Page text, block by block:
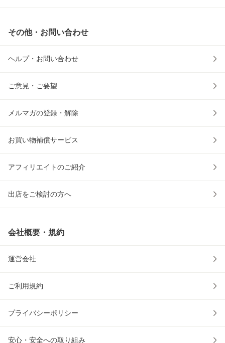
その他・お問い合わせ
ヘルプ・お問い合わせ
ご意見・ご要望
メルマガの登録・解除
お買い物補償サービス
アフィリエイトのご紹介
出店をご検討の方へ
会社概要・規約
運営会社
ご利用規約
プライバシーポリシー
安心・安全への取り組み